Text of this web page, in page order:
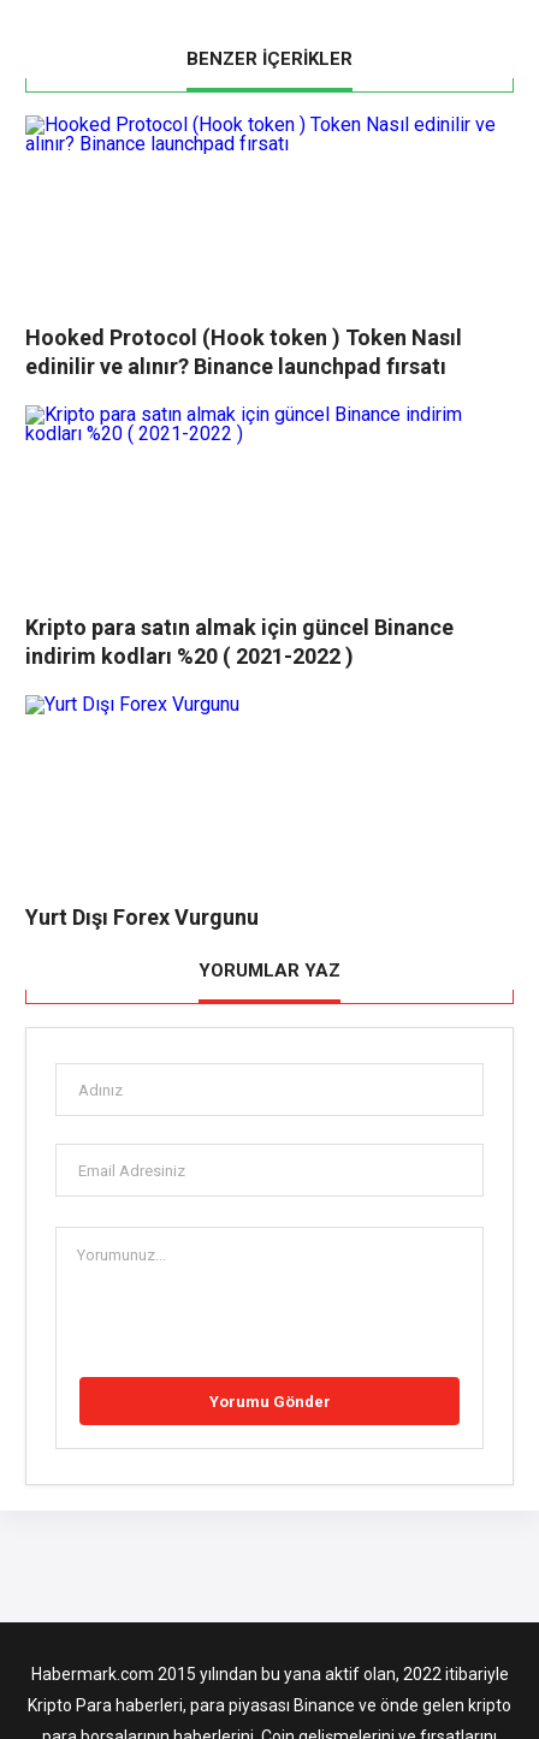
BENZER İÇERİKLER
Hooked Protocol (Hook token ) Token Nasıl
edinilir ve alınır? Binance launchpad fırsatı
Kripto para satın almak için güncel Binance
indirim kodları %20 ( 2021-2022 )
Yurt Dışı Forex Vurgunu
YORUMLAR YAZ
Habermark.com 2015 yılından bu yana aktif olan, 2022 itibariyle
Kripto Para haberleri, para piyasası Binance ve önde gelen kripto